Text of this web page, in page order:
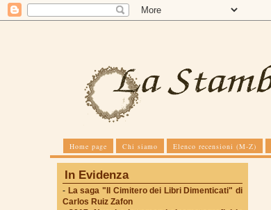
Home page Chi siamo Elenco recensioni (M-Z)
In Evidenza
- La saga "Il Cimitero dei Libri Dimenticati" di
Carlos Ruiz Zafon